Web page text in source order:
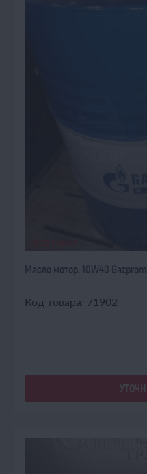
Масло мотор. 10W40
Код товара: 71902